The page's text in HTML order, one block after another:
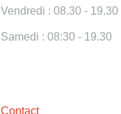
Vendredi : 08.30 - 19.30
Samedi : 08:30 - 19.30
Contact